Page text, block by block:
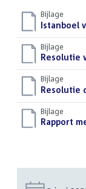
Bijlage
Download
bestand:
Istanboel
Bijlage
Download
bestand:
Resolutie
Bijlage
Download
bestand:
Resolutie
Bijlage
Download
Rapport